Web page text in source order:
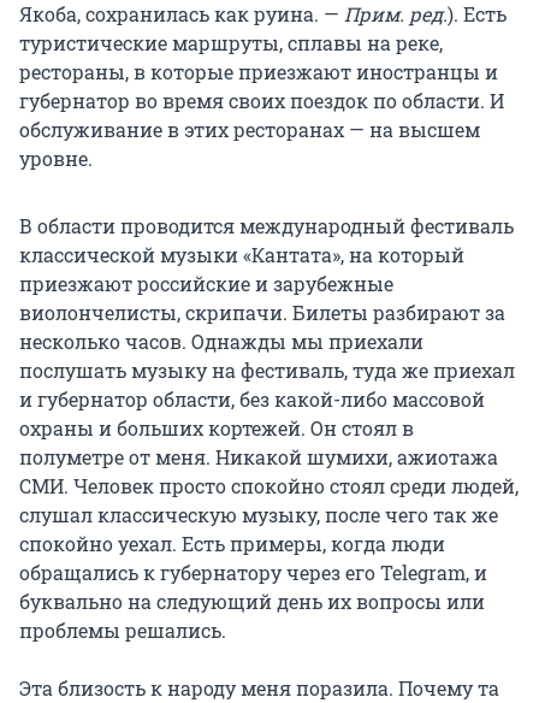
Якоба, сохранилась как руина. — Прим. ред.). Есть
туристические маршруты, сплавы на реке,
рестораны, в которые приезжают иностранцы и
губернатор во время своих поездок по области. И
обслуживание в этих ресторанах — на высшем
уровне.
В области проводится международный фестиваль
классической музыки «Кантата», на который
приезжают российские и зарубежные
виолончелисты, скрипачи. Билеты разбирают за
несколько часов. Однажды мы приехали
послушать музыку на фестиваль, туда же приехал
и губернатор области, без какой-либо массовой
охраны и больших кортежей. Он стоял в
полуметре от меня. Никакой шумихи, ажиотажа
СМИ. Человек просто спокойно стоял среди людей,
слушал классическую музыку, после чего так же
спокойно уехал. Есть примеры, когда люди
обращались к губернатору через его Telegram, и
буквально на следующий день их вопросы или
проблемы решались.
Эта близость к народу меня поразила. Почему та